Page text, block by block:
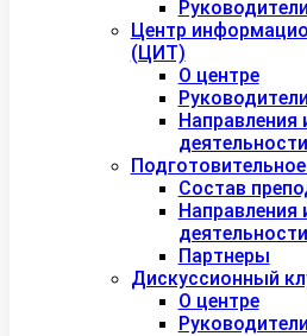
Центр
(ЦИТ)
О центре
деятельности
Состав
деятельности
Партнеры
Дискуссионный
О центре